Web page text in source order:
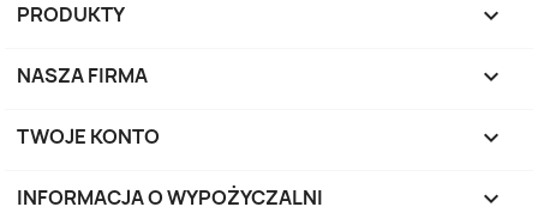
PRODUKTY 
NASZA FIRMA 
TWOJE KONTO 
INFORMACJA O WYPOŻYCZALNI keyboard_arrow_down